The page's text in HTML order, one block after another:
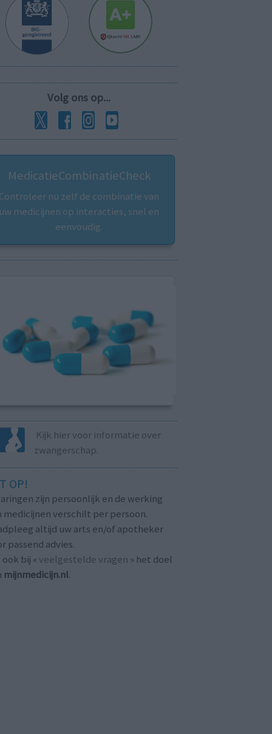
Volg ons op...
MedicatieCombinatieCheck
Controleer nu zelf de combinatie van
uw medicijnen op interacties, snel en
eenvoudig.
Kijk hier voor informatie over
zwangerschap.
OP!
zijn persoonlijk en de werking
medicijnen verschilt per persoon.
altijd uw arts en/of apotheker
passend advies.
ook bij « veelgestelde vragen » het doel
mijnmedicijn.nl.